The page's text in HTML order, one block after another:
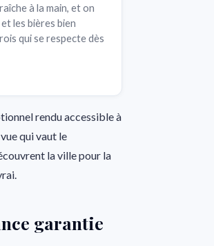
à la main, et on
les bières bien
qui se respecte dès
rendu accessible à
qui vaut le
la ville pour la
garantie